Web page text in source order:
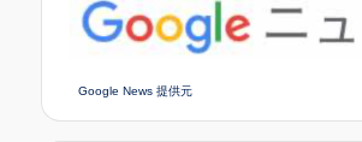
Google News 提供元